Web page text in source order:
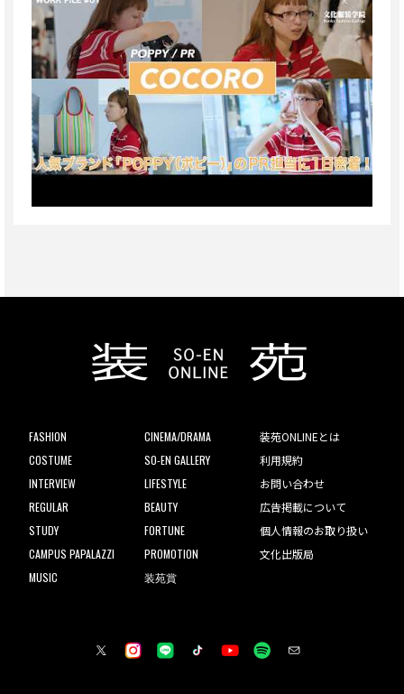
FASHION
COSTUME
INTERVIEW
REGULAR
STUDY
CAMPUS PAPALAZZI
MUSIC
CINEMA/DRAMA
SO-EN GALLERY
LIFESTYLE
BEAUTY
FORTUNE
PROMOTION
装苑賞
装苑ONLINEとは
利用規約
お問い合わせ
広告掲載について
個人情報のお取り扱い
文化出版局